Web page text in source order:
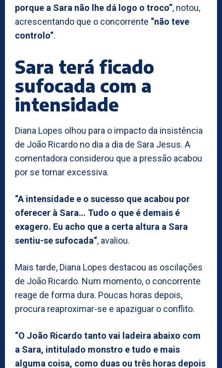
porque a Sara não lhe dá logo o troco”, notou,
acrescentando que o concorrente “não teve
controlo“.
Sara terá ficado
sufocada com a
intensidade
Diana Lopes olhou para o impacto da insistência
de João Ricardo no dia a dia de Sara Jesus. A
comentadora considerou que a pressão acabou
por se tornar excessiva.
“A intensidade e o sucesso que acabou por
oferecer à Sara… Tudo o que é demais é
exagero. Eu acho que a certa altura a Sara
sentiu-se sufocada“, avaliou.
Mais tarde, Diana Lopes destacou as oscilações
de João Ricardo. Num momento, o concorrente
reage de forma dura. Poucas horas depois,
procura reaproximar-se e apaziguar o conflito.
“O João Ricardo tanto vai ladeira abaixo com
a Sara, intitulado monstro e tudo e mais
alguma coisa, como duas ou três horas depois